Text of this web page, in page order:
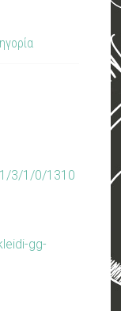
3/1/0/1310
gg-